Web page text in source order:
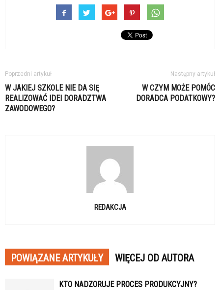
Poprzedni artykuł
W JAKIEJ SZKOLE NIE DA SIĘ
REALIZOWAĆ IDEI DORADZTWA
ZAWODOWEGO?
Następny artykuł
W CZYM MOŻE POMÓC
DORADCA PODATKOWY?
REDAKCJA
POWIĄZANE ARTYKUŁY WIĘCEJ OD AUTORA
KTO NADZORUJE PROCES PRODUKCYJNY?